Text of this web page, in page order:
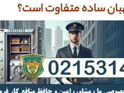
ساده متفاوت است؟